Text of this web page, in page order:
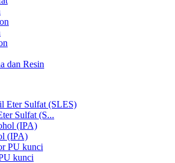
dan Resin
Sulfat (S...
(IPA)
kunci